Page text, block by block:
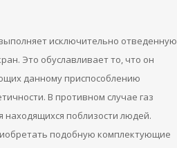
исключительно отведенную
Это обуславливает то, что он
данному приспособлению
В противном случае газ
находящихся поблизости людей.
подобную комплектующие